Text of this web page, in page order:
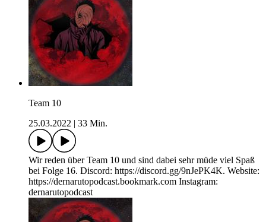
Team 10
25.03.2022
33 Min.
Wir reden über Team 10 und sind dabei sehr müde viel Spaß
bei Folge 16. Discord: https://discord.gg/9nJePK4K. Website:
https://dernarutopodcast.bookmark.com Instagram:
dernarutopodcast